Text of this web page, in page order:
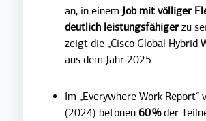
an, in einem Job mit völliger
deutlich leistungsfähigerzu
zeigt die „Cisco Global Hybrid
aus dem Jahr 2025.
Im „Everywhere Work Report“
(2024) betonen60 %der